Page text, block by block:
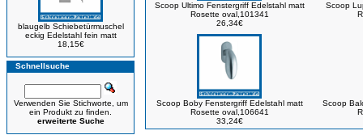
blaugelb Schiebetürmuschel
eckig Edelstahl fein matt
18,15€
Schnellsuche
Verwenden Sie Stichworte, um
ein Produkt zu finden.
erweiterte Suche
Scoop Ultimo Fenstergriff Edelstahl matt
Rosette oval,101341
26,34€
Scoop
Scoop Boby Fenstergriff Edelstahl matt
Rosette oval,106641
33,24€
Scoop